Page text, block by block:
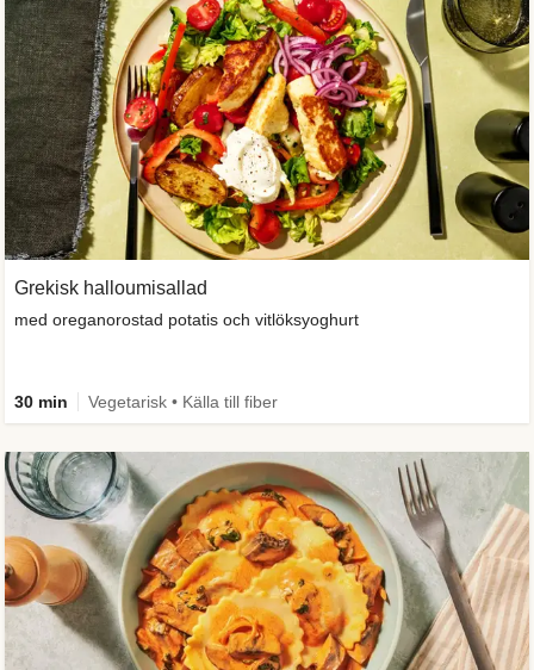
Grekisk halloumisallad
med oreganorostad potatis och vitlöksyoghurt
30 min Vegetarisk • Källa till fiber